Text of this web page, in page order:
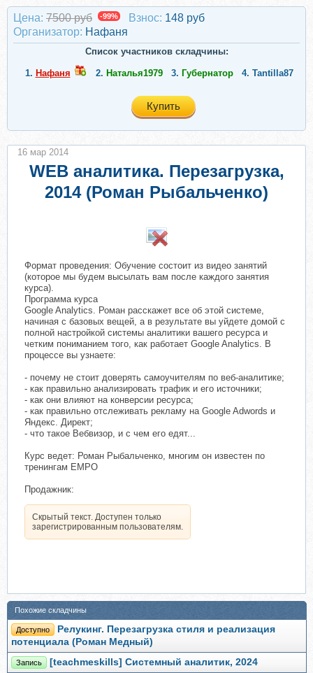
Цена: 7500 руб -99% Взнос: 148 руб
Организатор: Нафаня
Список участников складчины:
1. Нафаня 2. Наталья1979 3. Губернатор 4. Tantilla87
Купить
WEB аналитика. Перезагрузка,
2014 (Роман Рыбальченко)
Формат проведения: Обучение состоит из видео занятий
(которое мы будем высылать вам после каждого занятия
курса).
Программа курса
Google Analytics. Роман расскажет все об этой системе,
начиная с базовых вещей, а в результате вы уйдете домой с
полной настройкой системы аналитики вашего ресурса и
четким пониманием того, как работает Google Analytics. В
процессе вы узнаете:
- почему не стоит доверять самоучителям по веб-аналитике;
- как правильно анализировать трафик и его источники;
- как они влияют на конверсии ресурса;
- как правильно отслеживать рекламу на Google Adwords и
Яндекс. Директ;
- что такое Вебвизор, и с чем его едят...
Курс ведет: Роман Рыбальченко, многим он известен по
тренингам EMPO
Продажник:
Скрытый текст. Доступен только
зарегистрированным пользователям.
16 мар 2014
Похожие складчины
Доступно
Релукинг. Перезагрузка стиля и реализация
потенциала (Роман Медный)
Запись [teachmeskills] Системный аналитик, 2024